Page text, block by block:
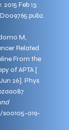
Feb 13;
M,
Related
From the
of APTA [
26]. Phys
s00105-019-